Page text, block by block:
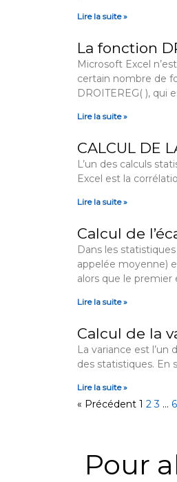
Lire la suite »
La fonction
Microsoft Excel
certain nombre de
DROITEREG( ), qui
Lire la suite »
CALCUL DE
L’un des calculs
Excel est la
Lire la suite »
Calcul de
Dans les
appelée moyenne)
alors que le
Lire la suite »
Calcul de la
La variance est
des statistiques. En
Lire la suite »
« Précédent 1 2 3 …
Pour